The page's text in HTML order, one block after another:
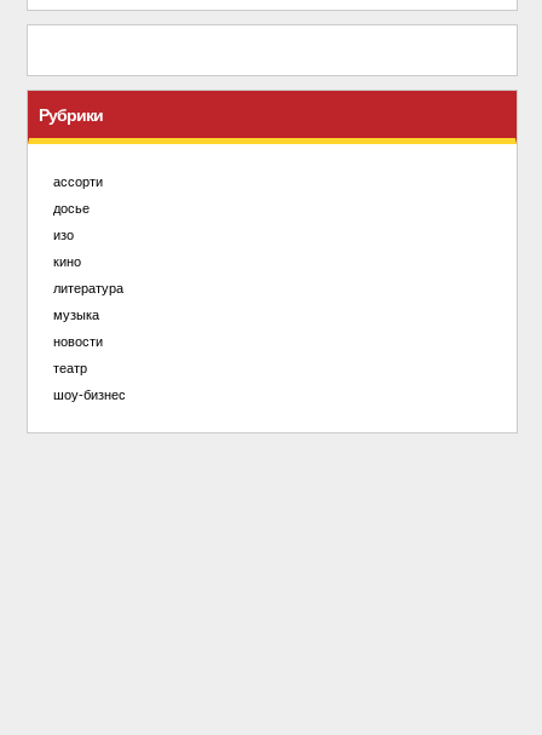
Рубрики
ассорти
досье
изо
кино
литература
музыка
новости
театр
шоу-бизнес